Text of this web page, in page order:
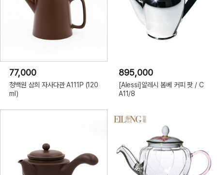
77,000
청백원 삼희 자사다관 A111P (120
ml)
895,000
[Alessi]알레시 봄베 커피 팟 / C
A11/8